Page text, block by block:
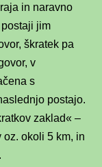
in naravno
jim
škratek pa
v
s
postajo.
zaklad« –
okoli 5 km, in